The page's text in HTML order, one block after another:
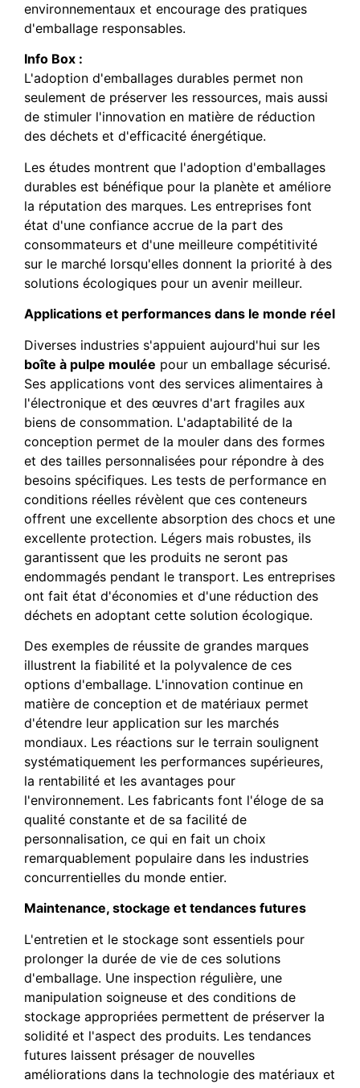
environnementaux et encourage des pratiques
d'emballage responsables.
Info Box :
L'adoption d'emballages durables permet non
seulement de préserver les ressources, mais aussi
de stimuler l'innovation en matière de réduction
des déchets et d'efficacité énergétique.
Les études montrent que l'adoption d'emballages
durables est bénéfique pour la planète et améliore
la réputation des marques. Les entreprises font
état d'une confiance accrue de la part des
consommateurs et d'une meilleure compétitivité
sur le marché lorsqu'elles donnent la priorité à des
solutions écologiques pour un avenir meilleur.
Applications et performances dans le monde réel
Diverses industries s'appuient aujourd'hui sur les
boîte à pulpe moulée pour un emballage sécurisé.
Ses applications vont des services alimentaires à
l'électronique et des œuvres d'art fragiles aux
biens de consommation. L'adaptabilité de la
conception permet de la mouler dans des formes
et des tailles personnalisées pour répondre à des
besoins spécifiques. Les tests de performance en
conditions réelles révèlent que ces conteneurs
offrent une excellente absorption des chocs et une
excellente protection. Légers mais robustes, ils
garantissent que les produits ne seront pas
endommagés pendant le transport. Les entreprises
ont fait état d'économies et d'une réduction des
déchets en adoptant cette solution écologique.
Des exemples de réussite de grandes marques
illustrent la fiabilité et la polyvalence de ces
options d'emballage. L'innovation continue en
matière de conception et de matériaux permet
d'étendre leur application sur les marchés
mondiaux. Les réactions sur le terrain soulignent
systématiquement les performances supérieures,
la rentabilité et les avantages pour
l'environnement. Les fabricants font l'éloge de sa
qualité constante et de sa facilité de
personnalisation, ce qui en fait un choix
remarquablement populaire dans les industries
concurrentielles du monde entier.
Maintenance, stockage et tendances futures
L'entretien et le stockage sont essentiels pour
prolonger la durée de vie de ces solutions
d'emballage. Une inspection régulière, une
manipulation soigneuse et des conditions de
stockage appropriées permettent de préserver la
solidité et l'aspect des produits. Les tendances
futures laissent présager de nouvelles
améliorations dans la technologie des matériaux et